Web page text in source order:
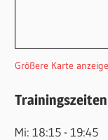
Größere Karte
Mi: 18:15 - 19:45